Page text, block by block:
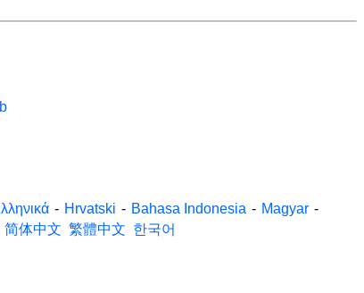
- Hrvatski - Bahasa Indonesia - Magyar -
简体中文 繁體中文 한국어